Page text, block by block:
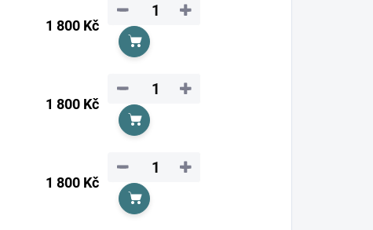
1 800 Kč
+
−
Do košíku
1 800 Kč
+
−
Do košíku
1 800 Kč
+
−
Do košíku